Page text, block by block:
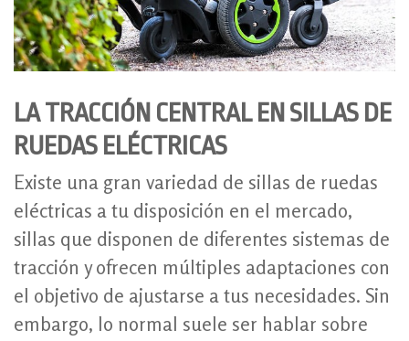
LA TRACCIÓN CENTRAL EN SILLAS DE
RUEDAS ELÉCTRICAS
Existe una gran variedad de sillas de ruedas
eléctricas a tu disposición en el mercado,
sillas que disponen de diferentes sistemas de
tracción y ofrecen múltiples adaptaciones con
el objetivo de ajustarse a tus necesidades. Sin
embargo, lo normal suele ser hablar sobre